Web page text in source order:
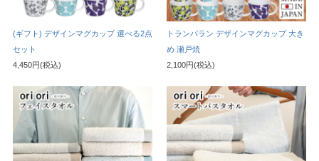
(ギフト) デザインマグカップ 選べる2点
セット
4,450円(税込)
トランパラン デザインマグカップ 大き
め 瀬戸焼
2,100円(税込)